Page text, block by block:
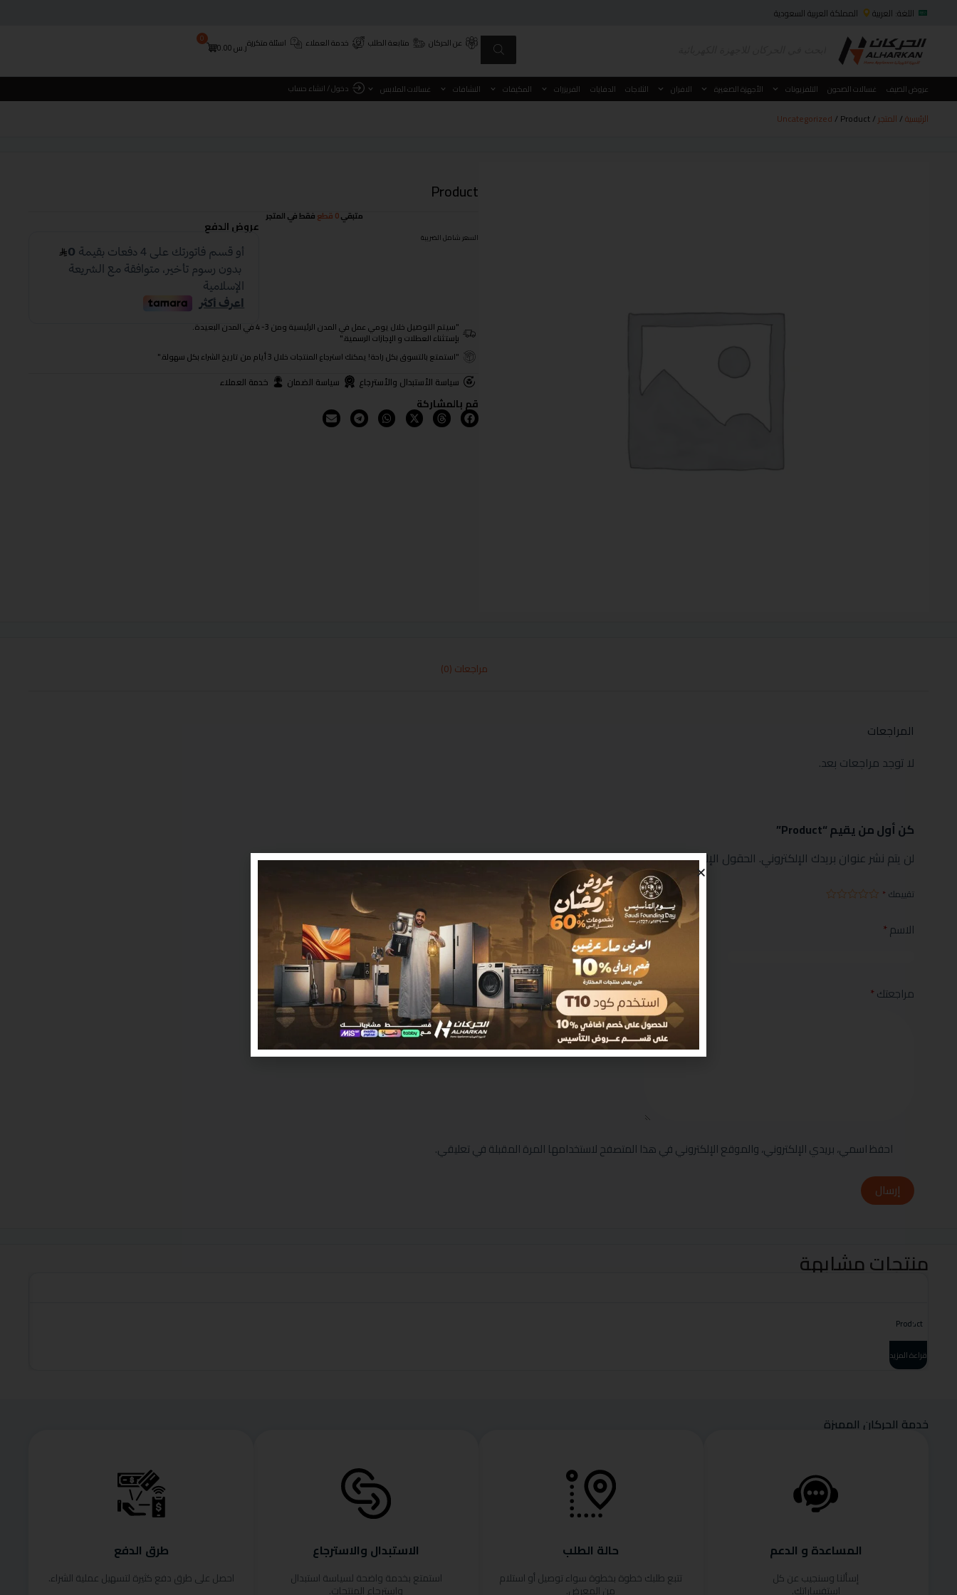
اللغة: العربية المملكة العربية السعودية
عن الحركان متابعة الطلب خدمة العملاء اسئلة متكررةر.س0.00
0
عروض الصيف غسالات الصحون التلفزيونات الأجهزة الصغيرة الافران الثلاجات الدفايات الفريزرات المكيفات النشافات غسالات الملابس دخول / انشاء حساب
الرئيسية/ المتجر /
Uncategorized / Product
Product
السعر شامل الضريبة
متبقي0 قطع فقط في المتجر
عروض الدفع
"سيتم التوصيل خلال يومي عمل في المدن الرئيسية ومن 3- 4 في المدن البعيدة.
بإستثناء العطلات و الإجازات الرسمية."
"استمتع بالتسوق بكل راحة! يمكنك استرجاع المنتجات خلال 3 أيام من تاريخ الشراء بكل سهولة."
سياسة الأستبدال والأسترجاع سياسة الضمان خدمة العملاء
قم بالمشاركة
مراجعات (0)
المراجعات
لا توجد مراجعات بعد.
كن أول من يقيم “Product”
لن يتم نشر عنوان بريدك الإلكتروني. الحقول الإلزامية مشار إليها بـ*
تقييمك *
الاسم* البريد الإلكتروني*
مراجعتك*
احفظ اسمي، بريدي الإلكتروني، والموقع الإلكتروني في هذا المتصفح لاستخدامها المرة المقبلة في تعليقي.
إرسال
منتجات مشابهة
Product
قراءة المزيد
خدمة الحركان المميزة
المساعدة و الدعم
إسألنا وسنجيب عن كل
استفساراتك.
حالة الطلب
تتبع طلبك خطوة بخطوة سواء توصيل أو استلام
من المعرض.
الاستبدال والاسترجاع
استمتع بخدمة واضحة لسياسة استبدال
واسترجاع المنتجات.
طرق الدفع
احصل على طرق دفع كثيرة لتسهيل عملية الشراء.